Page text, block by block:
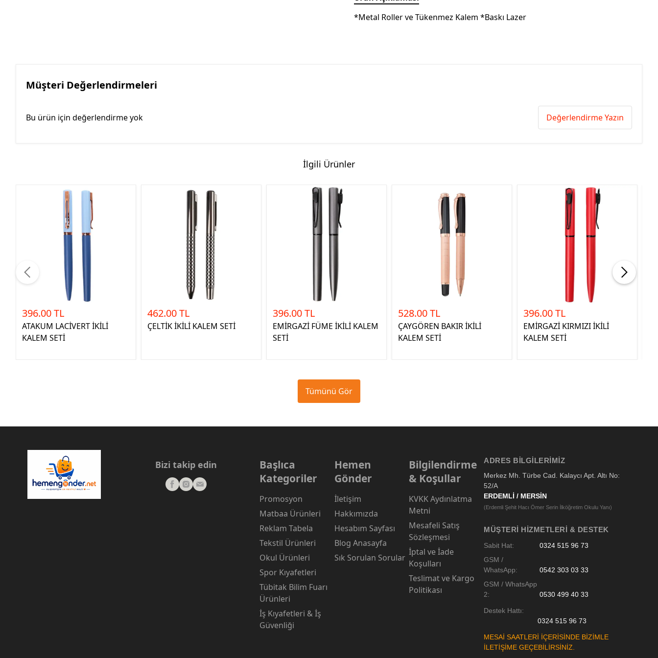
*Metal Roller ve Tükenmez Kalem *Baskı Lazer
Müşteri Değerlendirmeleri
Bu ürün için değerlendirme yok Değerlendirme Yazın
İlgili Ürünler
396.00 TL
ATAKUM LACİVERT İKİLİ
KALEM SETİ
462.00 TL
ÇELTİK İKİLİ KALEM SETİ
396.00 TL
EMİRGAZİ FÜME İKİLİ KALEM
SETİ
528.00 TL
ÇAYGÖREN BAKIR İKİLİ
KALEM SETİ
396.00 TL
EMİRGAZİ KIRMIZI İKİLİ
KALEM SETİ
Tümünü Gör
Bizi takip edin
Başlıca
Kategoriler
Promosyon
Matbaa Ürünleri
Reklam Tabela
Tekstil Ürünleri
Okul Ürünleri
Spor Kıyafetleri
Tübitak Bilim Fuarı
Ürünleri
İş Kıyafetleri & İş
Güvenliği
Hemen
Gönder
İletişim
Hakkımızda
Hesabım Sayfası
Blog Anasayfa
Sık Sorulan Sorular
Bilgilendirme
& Koşullar
KVKK Aydınlatma
Metni
Mesafeli Satış
Sözleşmesi
İptal ve İade
Koşulları
Teslimat ve Kargo
Politikası
ADRES BILGILERIMIZ
Merkez Mh. Türbe Cad. Kalaycı Apt. Altı No:
52/A
ERDEMLİ / MERSİN
(Erdemli Şehit Hacı Ömer Serin İlköğretim Okulu Yanı)
MÜŞTERI HIZMETLERI & DESTEK
Sabit Hat:
0324 515 96 73
GSM /
WhatsApp:
0542 303 03 33
GSM / WhatsApp
2:
0530 499 40 33
Destek Hattı:
0324 515 96 73
MESAİ SAATLERİ İÇERİSİNDE BİZİMLE
İLETİŞİME GEÇEBİLİRSİNİZ.